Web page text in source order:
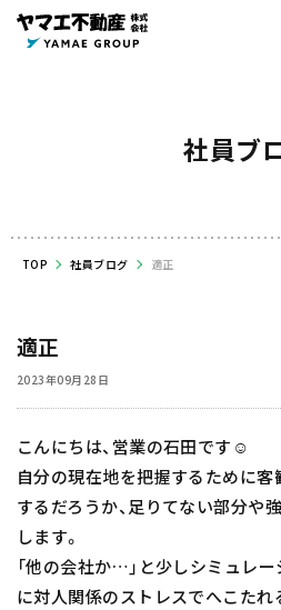
社員ブ
TOP 社員ブログ 適正
適正
2023年09月28日
こんにちは、営業の石田です☺️
自分の現在地を把握するために客
するだろうか、足りてない部分や
します。
「他の会社か…」と少しシミュレ
に対人関係のストレスでへこたれ